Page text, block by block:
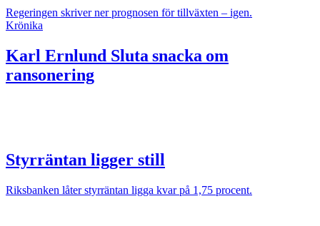
Regeringen skriver ner prognosen för tillväxten – igen.
Krönika
Karl Ernlund Sluta snacka om
ransonering
Styrräntan ligger still
Riksbanken låter styrräntan ligga kvar på 1,75 procent.